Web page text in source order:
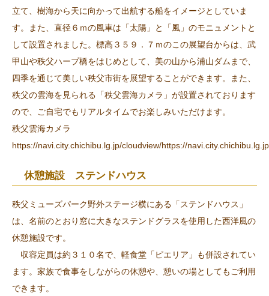
立て、樹海から天に向かって出航する船をイメージとしていま
す。また、直径６ｍの風車は「太陽」と「風」のモニュメントと
して設置されました。標高３５９．７ｍのこの展望台からは、武
甲山や秩父ハープ橋をはじめとして、美の山から浦山ダムまで、
四季を通じて美しい秩父市街を展望することができます。また、
秩父の雲海を見られる「秩父雲海カメラ」が設置されております
ので、ご自宅でもリアルタイムでお楽しみいただけます。
秩父雲海カメラ
https://navi.city.chichibu.lg.jp/cloudview/https://
休憩施設 ステンドハウス
秩父ミューズパーク野外ステージ横にある「ステンドハウス」
は、名前のとおり窓に大きなステンドグラスを使用した西洋風の
休憩施設です。
収容定員は約３１０名で、軽食堂「ピエリア」も併設されてい
ます。家族で食事をしながらの休憩や、憩いの場としてもご利用
できます。